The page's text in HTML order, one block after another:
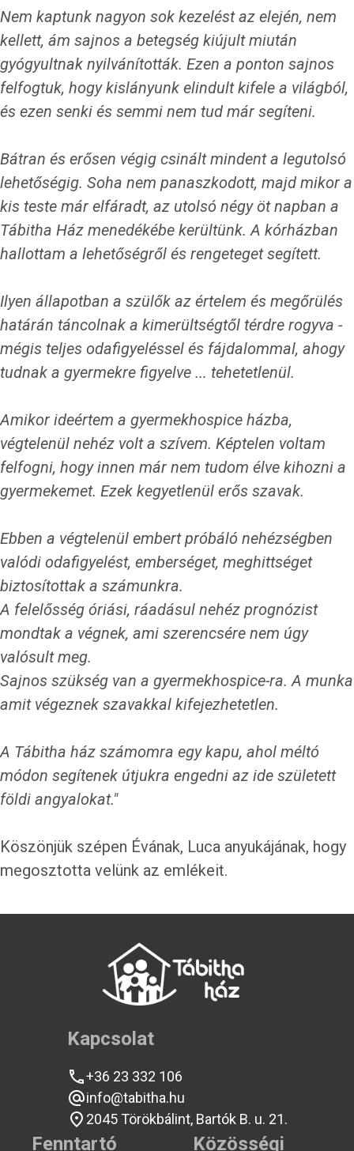
Nem kaptunk nagyon sok kezelést az elején, nem
kellett, ám sajnos a betegség kiújult miután
gyógyultnak nyilvánították. Ezen a ponton sajnos
felfogtuk, hogy kislányunk elindult kifele a világból,
és ezen senki és semmi nem tud már segíteni.
Bátran és erősen végig csinált mindent a legutolsó
lehetőségig. Soha nem panaszkodott, majd mikor a
kis teste már elfáradt, az utolsó négy öt napban a
Tábitha Ház menedékébe kerültünk. A kórházban
hallottam a lehetőségről és rengeteget segített.
Ilyen állapotban a szülők az értelem és megőrülés
határán táncolnak a kimerültségtől térdre rogyva -
mégis teljes odafigyeléssel és fájdalommal, ahogy
tudnak a gyermekre figyelve ... tehetetlenül.
Amikor ideértem a gyermekhospice házba,
végtelenül nehéz volt a szívem. Képtelen voltam
felfogni, hogy innen már nem tudom élve kihozni a
gyermekemet. Ezek kegyetlenül erős szavak.
Ebben a végtelenül embert próbáló nehézségben
valódi odafigyelést, emberséget, meghittséget
biztosítottak a számunkra.
A felelősség óriási, ráadásul nehéz prognózist
mondtak a végnek, ami szerencsére nem úgy
valósult meg.
Sajnos szükség van a gyermekhospice-ra. A munka
amit végeznek szavakkal kifejezhetetlen.
A Tábitha ház számomra egy kapu, ahol méltó
módon segítenek útjukra engedni az ide született
földi angyalokat."
Köszönjük szépen Évának, Luca anyukájának, hogy
megosztotta velünk az emlékeit.
Kapcsolat
+36 23 332 106
info@tabitha.hu
2045 Törökbálint, Bartók B. u. 21.
Fenntartó Közösségi